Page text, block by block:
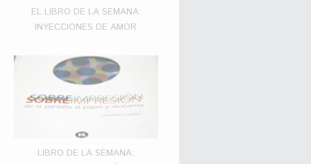
EL LIBRO DE LA SEMANA:
INYECCIONES DE AMOR
LIBRO DE LA SEMANA: